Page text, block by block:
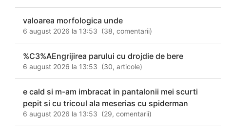
valoarea morfologica unde
6 august 2026 la 13:53 (38,comentarii)
%C3%AEngrijirea parului cu drojdie de bere
6 august 2026 la 13:53 (30,articole)
e cald si m-am imbracat in pantalonii mei scurti
pepit si cu tricoul ala meserias cu spiderman
6 august 2026 la 13:53 (29,comentarii)